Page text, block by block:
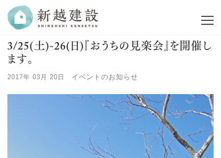
3/25(土)-26(日)『おうちの見楽会』を開催し
ます。
2017年 03月 20日 イベントのお知らせ